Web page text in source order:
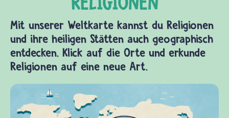
Mit unserer Weltkarte kannst du Religionen
und ihre heiligen Stätten auch geographisch
entdecken. Klick auf die Orte und erkunde
Religionen auf eine neue Art.